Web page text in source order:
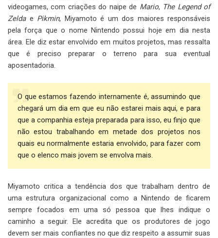
videogames, com criações do naipe de Mario, The Legend of
Zeldae Pikmin, Miyamoto é um dos maiores responsáveis
pela força que o nome Nintendo possui hoje em dia nesta
área. Ele diz estar envolvido em muitos projetos, mas ressalta
que é preciso preparar o terreno para sua eventual
aposentadoria.
O que estamos fazendo internamente é, assumindo que
chegará um dia em que eu não estarei mais aqui, e para
que a companhia esteja preparada para isso, eu finjo que
não estou trabalhando em metade dos projetos nos
quais eu normalmente estaria envolvido, para fazer com
que o elenco mais jovem se envolva mais.
Miyamoto critica a tendência dos que trabalham dentro de
uma estrutura organizacional como a Nintendo de ficarem
sempre focados em uma só pessoa que lhes indique o
caminho a seguir. Ele acredita que os produtores de jogo
devem ser mais confiantes no que diz respeito a assumir suas